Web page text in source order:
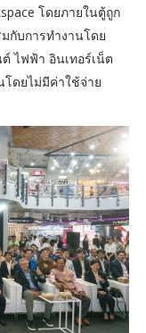
โดยภายในตู้ถูก
กับการทำงานโดย
ไฟฟ้า อินเทอร์เน็ต
ดยไม่มีค่าใช้จ่าย